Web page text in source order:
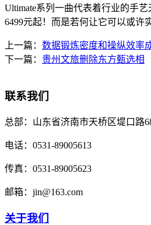
Ultimate系列一曲代表着行业的手
6499元起！而是若何让它可以或许
上一篇： 数据锻炼密度和操纵效率
下一篇： 贵州文旅删除东方甄选相
联系我们
总部： 山东省济南市天桥区堤口路
电话： 0531-89005613
传真： 0531-89005623
邮箱： jin@163.com
关于我们